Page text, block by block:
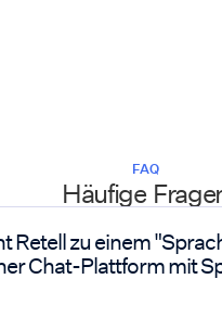
FAQ
Häufige
Retell zu einem
Chat-Plattform mit